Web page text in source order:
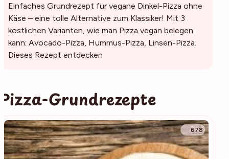
Einfaches Grundrezept für vegane Dinkel-Pizza ohne
Käse – eine tolle Alternative zum Klassiker! Mit 3
köstlichen Varianten, wie man Pizza vegan belegen
kann: Avocado-Pizza, Hummus-Pizza, Linsen-Pizza.
Dieses Rezept entdecken
Pizza-Grundrezepte
678